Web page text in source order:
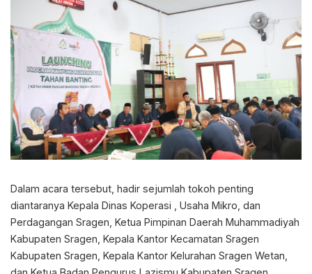
Dalam acara tersebut, hadir sejumlah tokoh penting
diantaranya Kepala Dinas Koperasi , Usaha Mikro, dan
Perdagangan Sragen, Ketua Pimpinan Daerah Muhammadiyah
Kabupaten Sragen, Kepala Kantor Kecamatan Sragen
Kabupaten Sragen, Kepala Kantor Kelurahan Sragen Wetan,